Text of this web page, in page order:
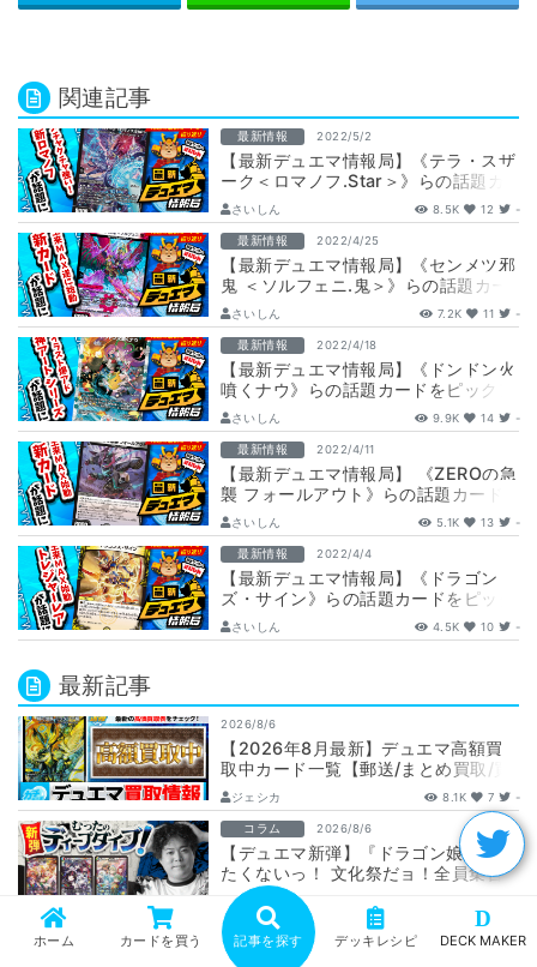
関連記事
最新情報 2022/5/2
【最新デュエマ情報局】《テラ・スザ
ーク＜ロマノフ.Star＞》らの話題カ
ードをピックアップ【先週の最新情報
＆話…
さいしん 8.5K 12 -
最新情報 2022/4/25
【最新デュエマ情報局】《センメツ邪
鬼 ＜ソルフェニ.鬼＞》らの話題カー
ドをピックアップ【先週の最新情報＆
話題カ…
さいしん 7.2K 11 -
最新情報 2022/4/18
【最新デュエマ情報局】《ドンドン火
噴くナウ》らの話題カードをピックア
ップ【先週の最新情報＆話題カードま
とめ！｜…
さいしん 9.9K 14 -
最新情報 2022/4/11
【最新デュエマ情報局】 《ZEROの急
襲 フォールアウト》らの話題カード
をピックアップ【先週の最新情報＆話
題カ…
さいしん 5.1K 13 -
最新情報 2022/4/4
【最新デュエマ情報局】《ドラゴン
ズ・サイン》らの話題カードをピック
アップ【先週の最新情報＆話題カード
まとめ！｜…
さいしん 4.5K 10 -
最新記事
2026/8/6
【2026年8月最新】デュエマ高額買
取中カード一覧【郵送/まとめ買取/買
取表/相場/金トレジャー】
ジェシカ 8.1K 7 -
コラム 2026/8/6
【デュエマ新弾】『ドラゴン娘になり
たくないっ！ 文化祭だョ！全員集合!!
ドラ娘100％パック』注目カードまと
め…
むった
環境 2026/8/6
【環境考察】アドバンス環境 2026年
ホーム カードを買う 記事を探す デッキレシピ
D
DECK MAKER